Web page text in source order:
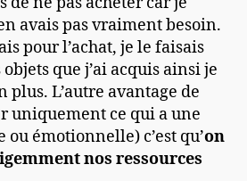
avais pas vraiment besoin.
pour l’achat, je le faisais
que j’ai acquis ainsi je
plus. L’autre avantage de
uniquement ce qui a une
émotionnelle) c’est qu’on
nos ressources